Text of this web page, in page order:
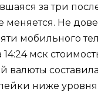
за три
меняется. Не
мобильного
мск
валюты
ниже